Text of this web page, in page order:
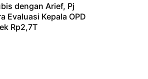
dengan Arief, Pj
Evaluasi Kepala OPD
Rp2,7T